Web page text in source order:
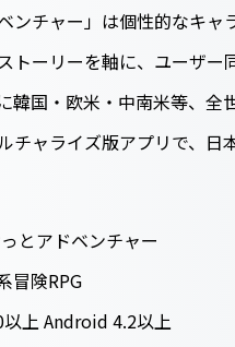
ンチャー」は個性的なキャ
トーリーを軸に、ユーザー
韓国・欧米・中南米等、
チャライズ版アプリで、日
とアドベンチャー
冒険RPG
上 Android 4.2以上